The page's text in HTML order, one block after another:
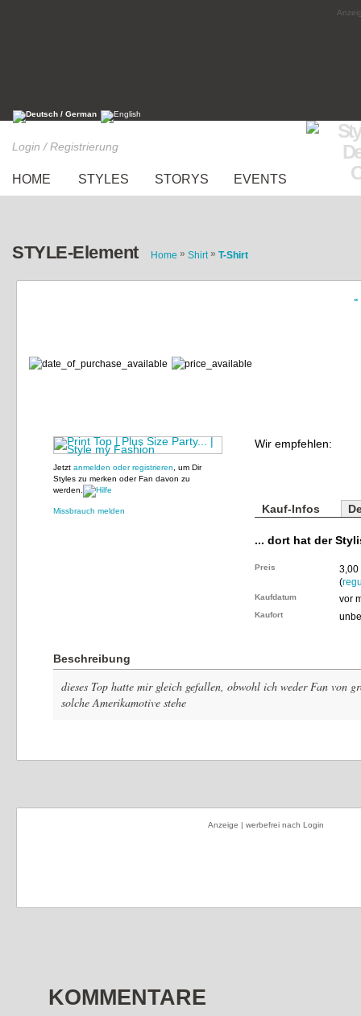
Login / Registrierung
HOME STYLES STORYS EVENTS
STYLE-Element Home » Shirt » T-Shirt
«
Jetzt anmelden oder registrieren , um Dir
Styles zu merken oder Fan davon zu
werden.
Missbrauch melden
Wir empfehlen:
Kauf-Infos
... dort hat der
Preis
3,00
(
Kaufdatum vor
Kaufort
Beschreibung
dieses Top hatte mir gleich gefallen, obwohl ich weder Fan von
solche Amerikamotive stehe
Anzeige | werbefrei nach Login
KOMMENTARE